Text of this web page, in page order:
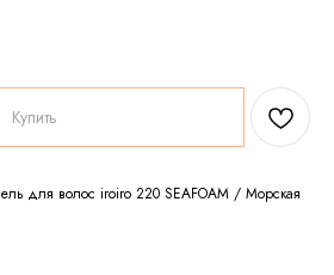
Купить
для волос iroiro 220 SEAFOAM / Морская